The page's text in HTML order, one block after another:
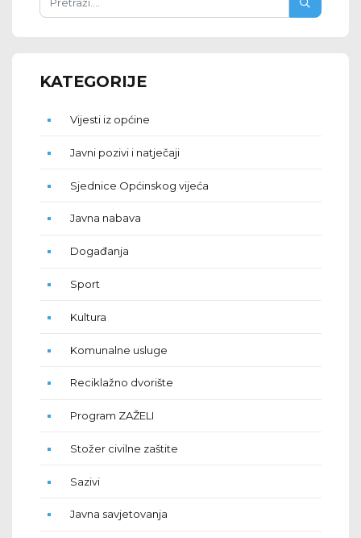
KATEGORIJE
Vijesti iz općine
Javni pozivi i natječaji
Sjednice Općinskog vijeća
Javna nabava
Događanja
Sport
Kultura
Komunalne usluge
Reciklažno dvorište
Program ZAŽELI
Stožer civilne zaštite
Sazivi
Javna savjetovanja